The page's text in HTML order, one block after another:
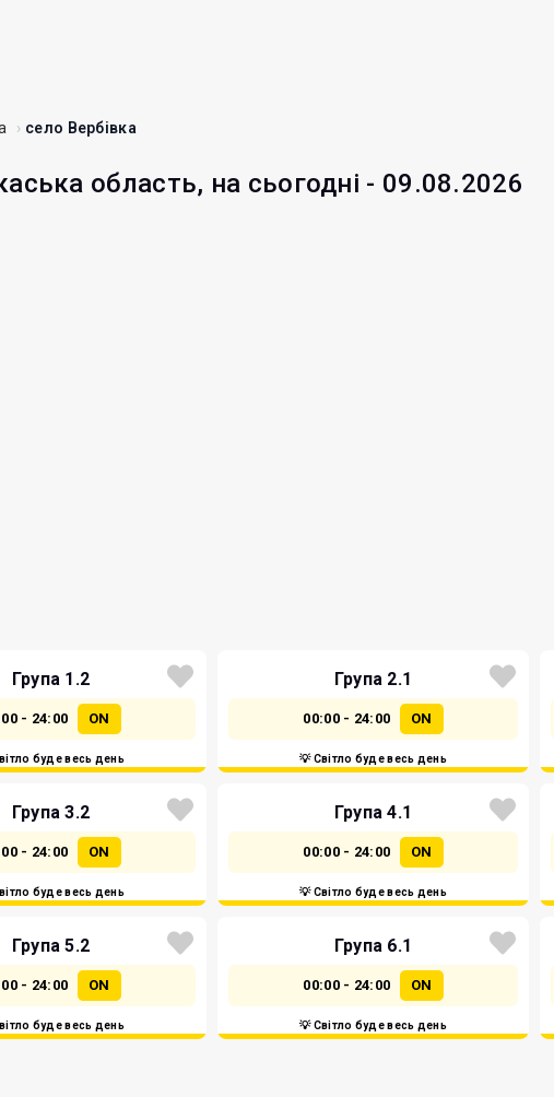
село Вербівка
область, на сьогодні - 09.08.2026
Група 1.2
- 24:00 ON
буде весь день
Група 2.1
00:00 - 24:00 ON
💡 Світло буде весь день
Група 3.2
- 24:00 ON
буде весь день
Група 4.1
00:00 - 24:00 ON
💡 Світло буде весь день
Група 5.2
- 24:00 ON
буде весь день
Група 6.1
00:00 - 24:00 ON
💡 Світло буде весь день